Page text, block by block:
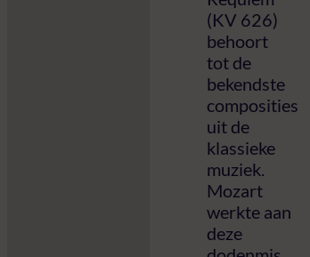
(KV 626)
behoort
tot de
bekendste
composities
uit de
klassieke
muziek.
Mozart
werkte aan
deze